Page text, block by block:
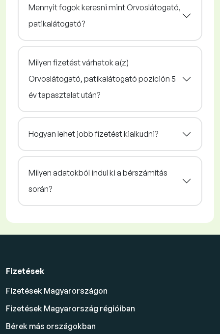
Mennyit fogok keresni mint Orvoslátogató,
patikalátogató?
Milyen fizetést várhatok a(z)
Orvoslátogató, patikalátogató pozíción 5
év tapasztalat után?
Hogyan lehet jobb fizetést kialkudni?
Milyen adatokból indul ki a bérszámítás
során?
Fizetések
Fizetések Magyarországon
Fizetések Magyarország régióiban
Bérek más országokban